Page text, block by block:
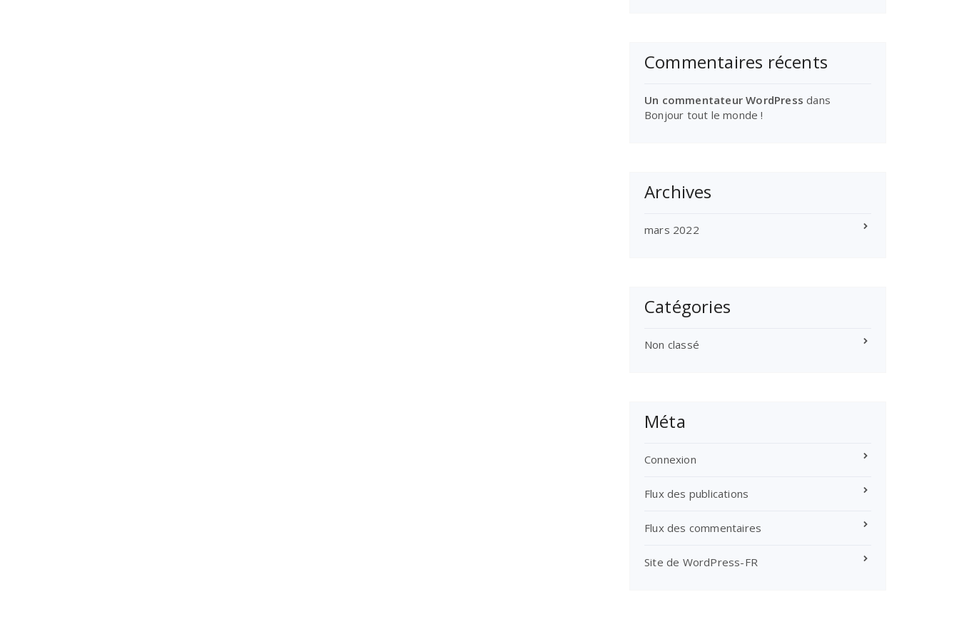
Commentaires récents
Un commentateur WordPress dans
Bonjour tout le monde !
Archives
mars 2022
Catégories
Non classé
Méta
Connexion
Flux des publications
Flux des commentaires
Site de WordPress-FR